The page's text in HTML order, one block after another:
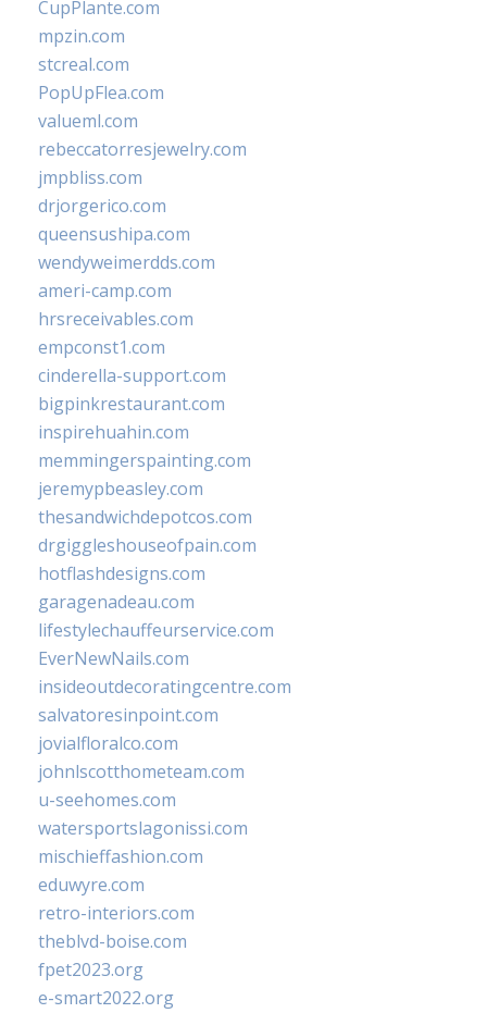
CupPlante.com
mpzin.com
stcreal.com
PopUpFlea.com
valueml.com
rebeccatorresjewelry.com
jmpbliss.com
drjorgerico.com
queensushipa.com
wendyweimerdds.com
ameri-camp.com
hrsreceivables.com
empconst1.com
cinderella-support.com
bigpinkrestaurant.com
inspirehuahin.com
memmingerspainting.com
jeremypbeasley.com
thesandwichdepotcos.com
drgiggleshouseofpain.com
hotflashdesigns.com
garagenadeau.com
lifestylechauffeurservice.com
EverNewNails.com
insideoutdecoratingcentre.com
salvatoresinpoint.com
jovialfloralco.com
johnlscotthometeam.com
u-seehomes.com
watersportslagonissi.com
mischieffashion.com
eduwyre.com
retro-interiors.com
theblvd-boise.com
fpet2023.org
e-smart2022.org